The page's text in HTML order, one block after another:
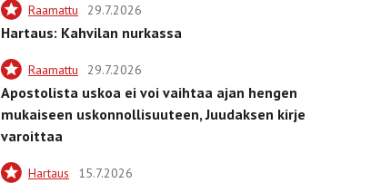
Raamattu 29.7.2026
Hartaus: Kahvilan nurkassa
Raamattu 29.7.2026
Apostolista uskoa ei voi vaihtaa ajan hengen
mukaiseen uskonnollisuuteen, Juudaksen kirje
varoittaa
Hartaus 15.7.2026